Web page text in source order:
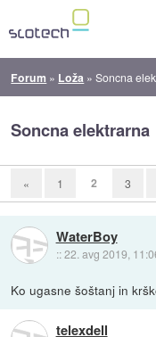
Forum » Loža »Soncna
Soncna elektrarna
« 1 2 3
WaterBoy
::22. avg 2019,
Ko ugasne šoštanj in
telexdell